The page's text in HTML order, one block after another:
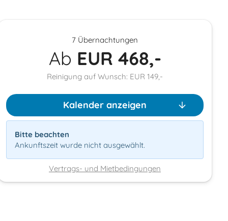
7 Übernachtungen
Ab EUR 468,-
Reinigung auf Wunsch: EUR 149,-
Kalender anzeigen
Bitte beachten
Ankunftszeit wurde nicht ausgewählt.
Vertrags- und Mietbedingungen